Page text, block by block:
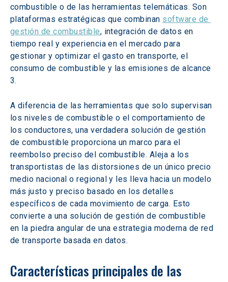
combustible o de las herramientas telemáticas. Son
plataformas estratégicas que combinan software de
gestión de combustible, integración de datos en
tiempo real y experiencia en el mercado para
gestionar y optimizar el gasto en transporte, el
consumo de combustible y las emisiones de alcance
3.
A diferencia de las herramientas que solo supervisan
los niveles de combustible o el comportamiento de
los conductores, una verdadera solución de gestión
de combustible proporciona un marco para el
reembolso preciso del combustible. Aleja a los
transportistas de las distorsiones de un único precio
medio nacional o regional y les lleva hacia un modelo
más justo y preciso basado en los detalles
específicos de cada movimiento de carga. Esto
convierte a una solución de gestión de combustible
en la piedra angular de una estrategia moderna de red
de transporte basada en datos.
Características principales de las